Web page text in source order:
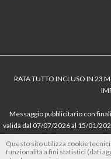
RATA TUTTO INCLUSO IN 23
Messaggio pubblicitario con
valida dal 07/07/2026 al 15/01/
bene € 800, Tan fisso 12,24%
dell’offerta azzerati. Importo
Questo sito utilizza cookie
funzionalità a fini statistici (dati